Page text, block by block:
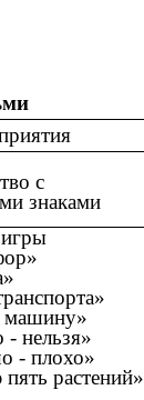
с
знаками
машину»
нельзя»
- плохо»
растений»